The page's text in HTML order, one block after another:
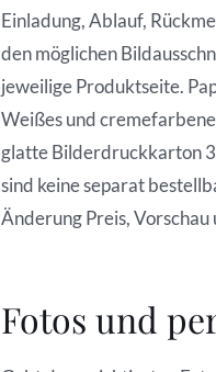
Einladung, Ablauf,
den möglichen
jeweilige Produktseite.
Weißes und
glatte Bilderdruckkarton
sind keine separat
Änderung Preis,
Fotos und